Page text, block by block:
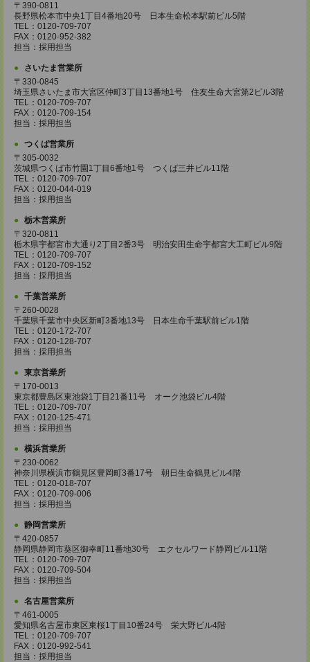
〒390-0811
長野県松本市中央1丁目4番地20号 日本生命松本駅前ビル5階
TEL：0120-709-707
FAX：0120-952-382
担当：採用担当
さいたま営業所
〒330-0845
埼玉県さいたま市大宮区仲町3丁目13番地1号 住友生命大宮第2ビル3階
TEL：0120-709-707
FAX：0120-709-154
担当：採用担当
つくば営業所
〒305-0032
茨城県つくば市竹園1丁目6番地1号 つくば三井ビル11階
TEL：0120-709-707
FAX：0120-044-019
担当：採用担当
栃木営業所
〒320-0811
栃木県宇都宮市大通り2丁目2番3号 明治安田生命宇都宮大工町ビル9階
TEL：0120-709-707
FAX：0120-709-152
担当：採用担当
千葉営業所
〒260-0028
千葉県千葉市中央区新町3番地13号 日本生命千葉駅前ビル1階
TEL：0120-172-707
FAX：0120-128-707
担当：採用担当
東京営業所
〒170-0013
東京都豊島区東池袋1丁目21番11号 オーク池袋ビル4階
TEL：0120-709-707
FAX：0120-125-471
担当：採用担当
横浜営業所
〒230-0062
神奈川県横浜市鶴見区豊岡町3番17号 朝日生命鶴見ビル4階
TEL：0120-018-707
FAX：0120-709-006
担当：採用担当
静岡営業所
〒420-0857
静岡県静岡市葵区御幸町11番地30号 エクセルワード静岡ビル11階
TEL：0120-709-707
FAX：0120-709-504
担当：採用担当
名古屋営業所
〒461-0005
愛知県名古屋市東区東桜1丁目10番24号 栄大野ビル4階
TEL：0120-709-707
FAX：0120-992-541
担当：採用担当